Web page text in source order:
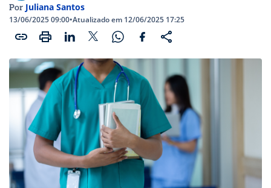
Por Juliana Santos
13/06/2025 09:00•Atualizado em 12/06/2025 17:25